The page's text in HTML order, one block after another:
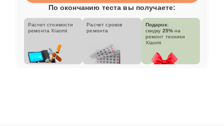
По окончанию теста вы получаете:
Расчет стоимости
ремонта Xiaomi
Расчет сроков
ремонта
Подарок:
скидку 25% на
ремонт техники
Xiaomi